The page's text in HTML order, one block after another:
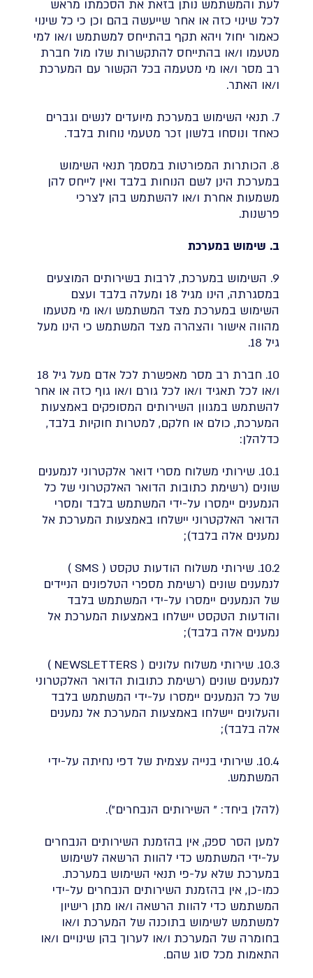
לעת והמשתמש נותן בזאת את הסכמתו מראש
לכל שינוי כזה או אחר שייעשה בהם וכן כי כל שינוי
כאמור יחול ויהא תקף בהתייחס למשתמש ו/או למי
מטעמו ו/או בהתייחס להתקשרות שלו מול חברת
רב מסר ו/או מי מטעמה בכל הקשור עם המערכת
ו/או האתר.
7. תנאי השימוש במערכת מיועדים לנשים וגברים
כאחד ונוסחו בלשון זכר מטעמי נוחות בלבד.
8. הכותרות המפורטות במסמך תנאי השימוש
במערכת הינן לשם הנוחות בלבד ואין לייחס להן
משמעות אחרת ו/או להשתמש בהן לצרכי
פרשנות.
ב. שימוש במערכת
9. השימוש במערכת, לרבות בשירותים המוצעים
במסגרתה, הינו מגיל 18 ומעלה בלבד ועצם
השימוש במערכת מצד המשתמש ו/או מי מטעמו
מהווה אישור והצהרה מצד המשתמש כי הינו מעל
גיל 18.
10. חברת רב מסר מאפשרת לכל אדם מעל גיל 18
ו/או לכל תאגיד ו/או לכל גורם ו/או גוף כזה או אחר
להשתמש במגוון השירותים המסופקים באמצעות
המערכת, כולם או חלקם, למטרות חוקיות בלבד,
כדלהלן:
10.1. שירותי משלוח מסרי דואר אלקטרוני לנמענים
שונים (רשימת כתובות הדואר האלקטרוני של כל
הנמענים יימסרו על-ידי המשתמש בלבד ומסרי
הדואר האלקטרוני יישלחו באמצעות המערכת אל
נמענים אלה בלבד);
10.2. שירותי משלוח הודעות טקסט ( SMS )
לנמענים שונים (רשימת מספרי הטלפונים הניידים
של הנמענים יימסרו על-ידי המשתמש בלבד
והודעות הטקסט יישלחו באמצעות המערכת אל
נמענים אלה בלבד);
10.3. שירותי משלוח עלונים ( NEWSLETTERS )
לנמענים שונים (רשימת כתובות הדואר האלקטרוני
של כל הנמענים יימסרו על-ידי המשתמש בלבד
והעלונים יישלחו באמצעות המערכת אל נמענים
אלה בלבד);
10.4. שירותי בנייה עצמית של דפי נחיתה על-ידי
המשתמש.
(להלן ביחד: " השירותים הנבחרים").
למען הסר ספק, אין בהזמנת השירותים הנבחרים
על-ידי המשתמש כדי להוות הרשאה לשימוש
במערכת שלא על-פי תנאי השימוש במערכת.
כמו-כן, אין בהזמנת השירותים הנבחרים על-ידי
המשתמש כדי להוות הרשאה ו/או מתן רישיון
למשתמש לשימוש בתוכנה של המערכת ו/או
בחומרה של המערכת ו/או לערוך בהן שינויים ו/או
התאמות מכל סוג שהם.